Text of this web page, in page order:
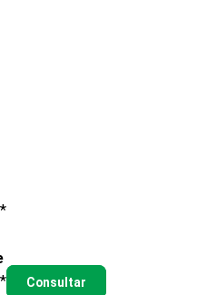
Consultar